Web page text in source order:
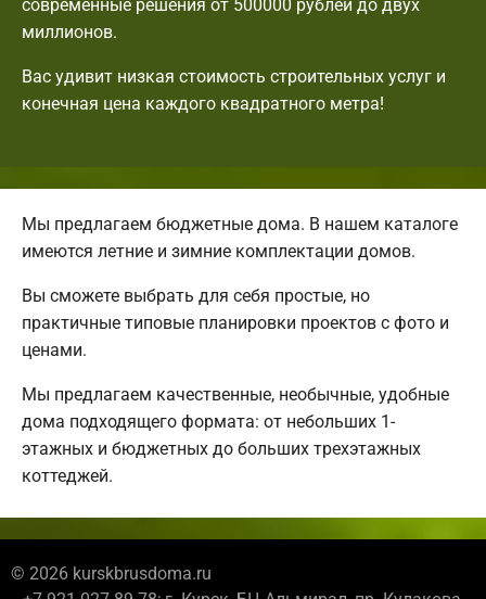
современные решения от 500000 рублей до двух
миллионов.
Вас удивит низкая стоимость строительных услуг и
конечная цена каждого квадратного метра!
Мы предлагаем бюджетные дома. В нашем каталоге
имеются летние и зимние комплектации домов.
Вы сможете выбрать для себя простые, но
практичные типовые планировки проектов с фото и
ценами.
Мы предлагаем качественные, необычные, удобные
дома подходящего формата: от небольших 1-
этажных и бюджетных до больших трехэтажных
коттеджей.
© 2026 kurskbrusdoma.ru